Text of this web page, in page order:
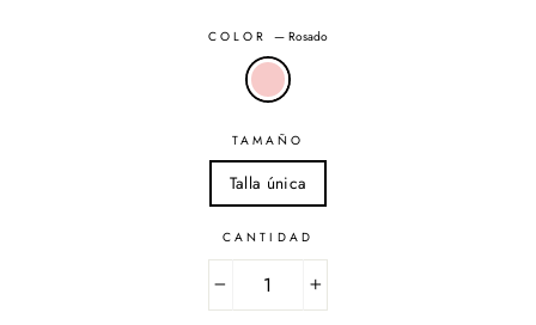
COLOR—Rosado
TAMAÑO
Talla única
CANTIDAD